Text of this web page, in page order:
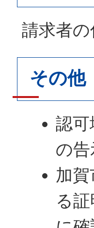
請求者
その他
認可
の
加
る